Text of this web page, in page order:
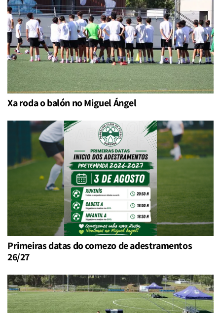
Xa roda o balón no Miguel Ángel
Primeiras datas do comezo de adestramentos
26/27